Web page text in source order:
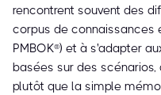
rencontrent souvent des
corpus de connaissances
PMBOK®) et à s'adapter
basées sur des
plutôt que la simple